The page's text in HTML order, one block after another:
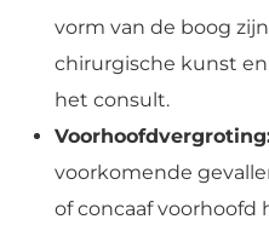
vorm van de boog
chirurgische kunst
het consult.
voorkomende
of concaaf